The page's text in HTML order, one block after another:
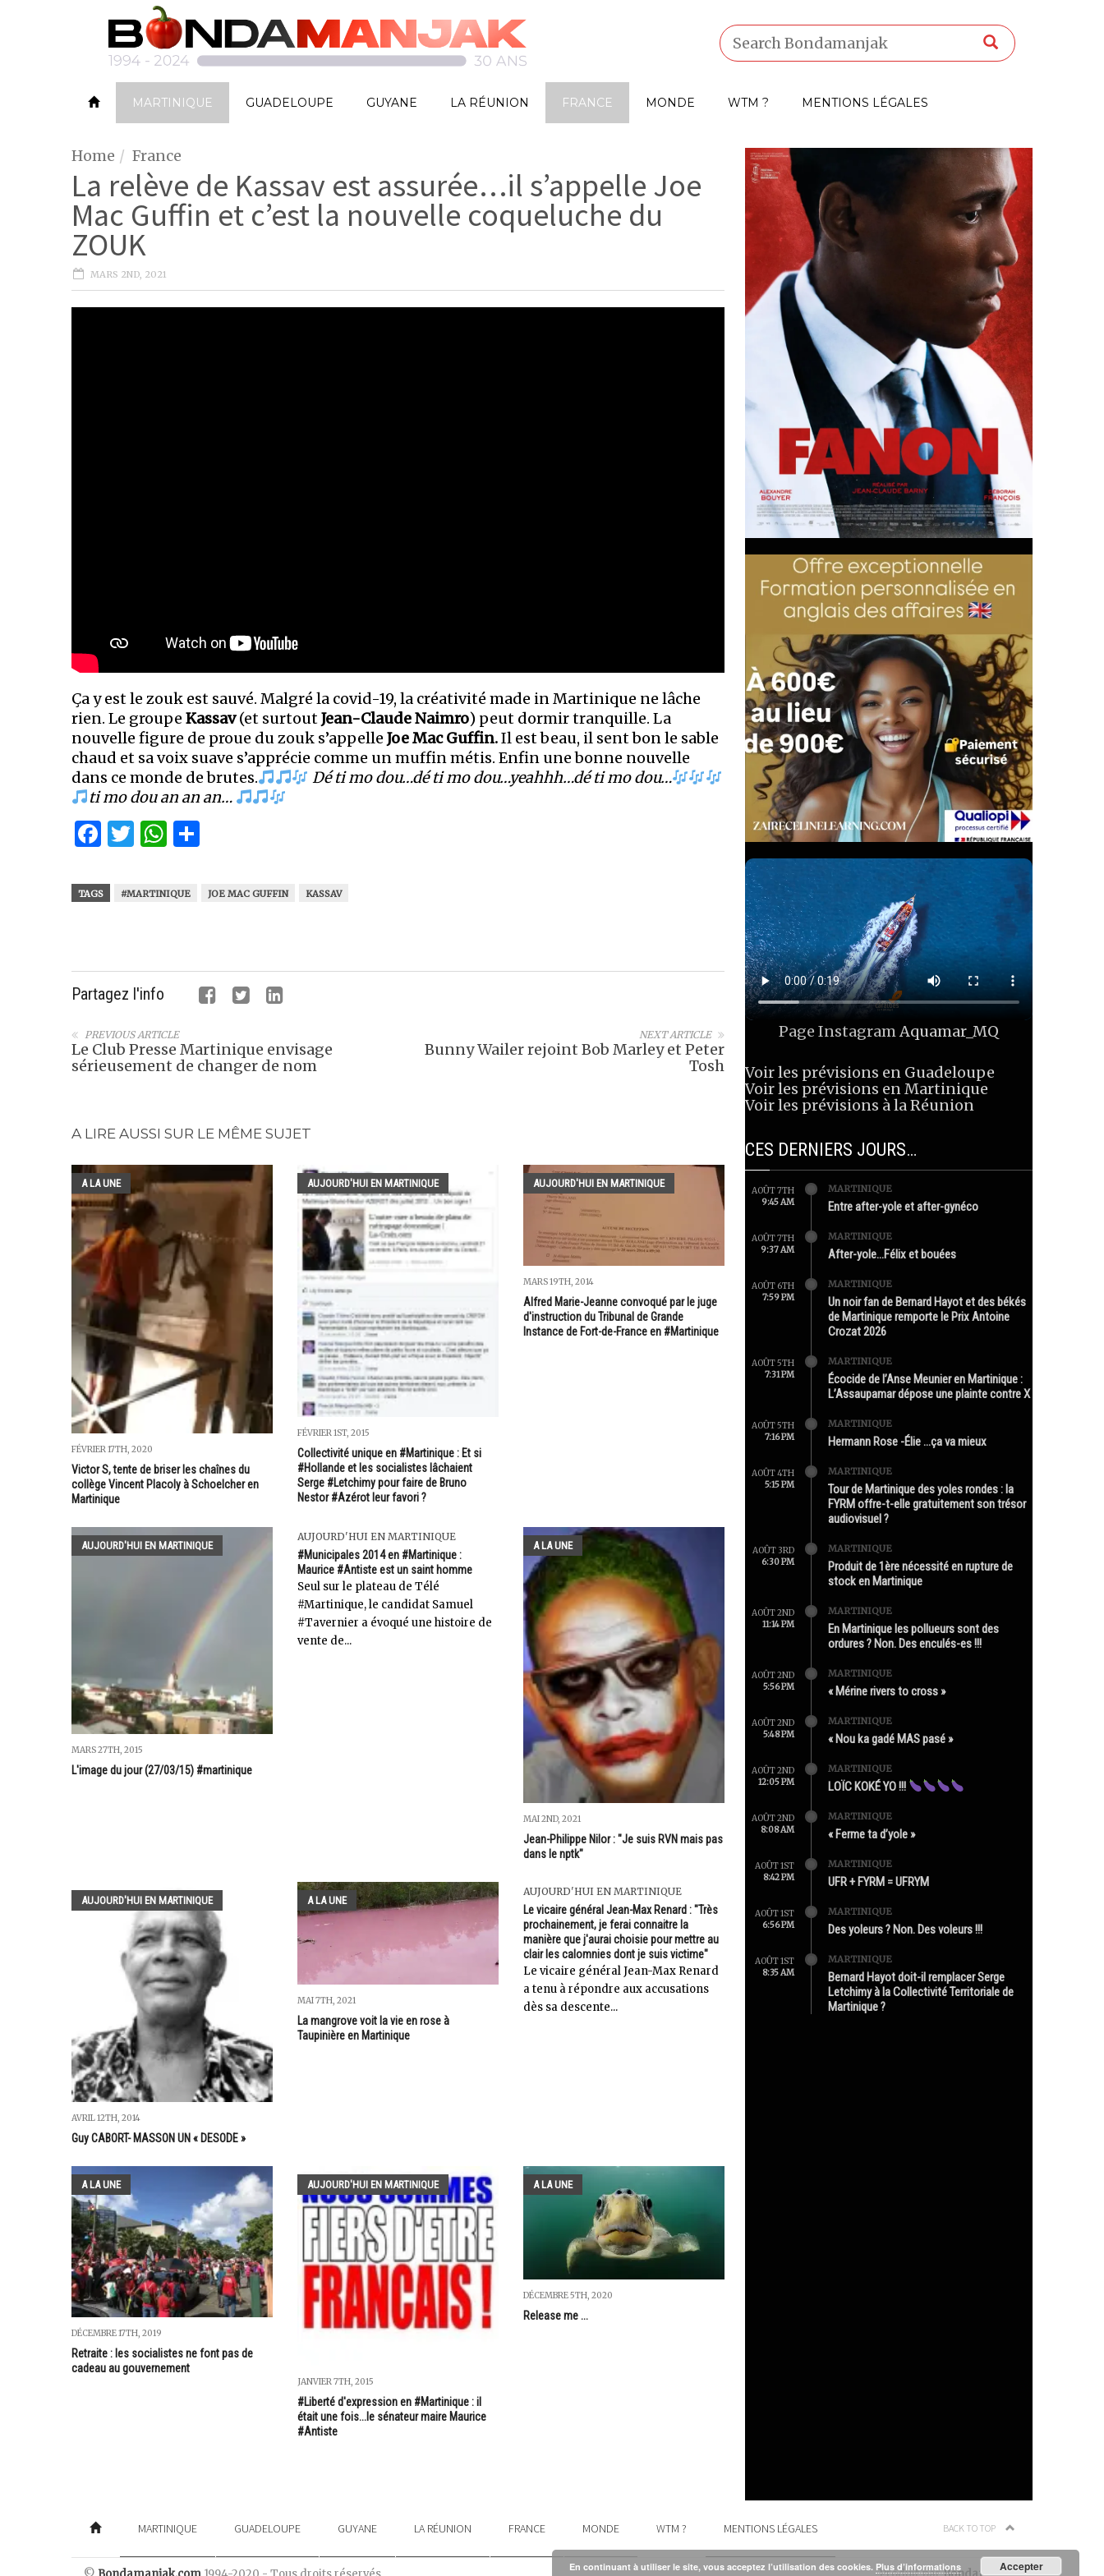
MARTINIQUE GUADELOUPE GUYANE LA RÉUNION FRANCE MONDE WTM ? MENTIONS LÉGALES
Home France
La relève de Kassav est assurée…il s’appelle Joe
Mac Guffin et c’est la nouvelle coqueluche du
ZOUK
MARS 2ND, 2021
Ça y est le zouk est sauvé. Malgré la covid-19, la créativité made in Martinique ne lâche
rien. Le groupe Kassav(et surtoutJean-Claude Naimro) peut dormir tranquille. La
nouvelle figure de proue du zouk s’appelle Joe Mac Guffin.Il est beau, il sent bon le sable
chaud et sa voix suave s’apprécie comme un muffin métis. Enfin une bonne nouvelle
dans ce monde de brutes.
Dé ti mo dou…dé ti mo dou…yeahhh…dé ti mo dou…
ti mo dou an an an…
Facebook
Twitter
WhatsApp
TAGS #MARTINIQUE JOE MAC GUFFIN KASSAV
Partagez l'info
NEXT ARTICLE
Bunny Wailer rejoint Bob Marley et Peter
Tosh
PREVIOUS ARTICLE
Le Club Presse Martinique envisage
sérieusement de changer de nom
A LIRE AUSSI SUR LE MÊME SUJET
A LA UNE
FÉVRIER 17TH, 2020
Victor S, tente de briser les chaînes du
collège Vincent Placoly à Schoelcher en
Martinique
AUJOURD'HUI EN MARTINIQUE
FÉVRIER 1ST, 2015
Collectivité unique en #Martinique : Et si
#Hollande et les socialistes lâchaient
Serge #Letchimy pour faire de Bruno
Nestor #Azérot leur favori ?
AUJOURD'HUI EN MARTINIQUE
MARS 19TH, 2014
Alfred Marie-Jeanne convoqué par le juge
d'instruction du Tribunal de Grande
Instance de Fort-de-France en #Martinique
AUJOURD'HUI EN MARTINIQUE
MARS 27TH, 2015
L'image du jour (27/03/15) #martinique
AUJOURD'HUI EN MARTINIQUE
#Municipales 2014 en #Martinique :
Maurice #Antiste est un saint homme
Seul sur le plateau de Télé
#Martinique, le candidat Samuel
#Tavernier a évoqué une histoire de
vente de...
A LA UNE
MAI 2ND, 2021
Jean-Philippe Nilor : "Je suis RVN mais pas
dans le nptk"
AUJOURD'HUI EN MARTINIQUE
AVRIL 12TH, 2014
Guy CABORT- MASSON UN « DESODE »
A LA UNE
MAI 7TH, 2021
La mangrove voit la vie en rose à
Taupinière en Martinique
AUJOURD'HUI EN MARTINIQUE
Le vicaire général Jean-Max Renard : "Très
prochainement, je ferai connaitre la
manière que j'aurai choisie pour mettre au
clair les calomnies dont je suis victime"
Le vicaire général Jean-Max Renard
a tenu à répondre aux accusations
dès sa descente...
A LA UNE
DÉCEMBRE 17TH, 2019
Retraite : les socialistes ne font pas de
cadeau au gouvernement
AUJOURD'HUI EN MARTINIQUE
JANVIER 7TH, 2015
#Liberté d'expression en #Martinique : il
était une fois...le sénateur maire Maurice
#Antiste
A LA UNE
DÉCEMBRE 5TH, 2020
Release me ...
Page InstagramAquamar_MQ
Voir les prévisions en Guadeloupe
Voir les prévisions en Martinique
Voir les prévisions à la Réunion
CES DERNIERS JOURS…
AOÛT 7TH
9:45 AM
MARTINIQUE
Entre after-yole et after-gynéco
AOÛT 7TH
9:37 AM
MARTINIQUE
After-yole…Félix et bouées
AOÛT 6TH
7:59 PM
MARTINIQUE
Un noir fan de Bernard Hayot et des békés
de Martinique remporte le Prix Antoine
Crozat 2026
AOÛT 5TH
7:31 PM
MARTINIQUE
Écocide de l’Anse Meunier en Martinique :
L’Assaupamar dépose une plainte contre X
AOÛT 5TH
7:16 PM
MARTINIQUE
Hermann Rose -Élie …ça va mieux
AOÛT 4TH
5:15 PM
MARTINIQUE
Tour de Martinique des yoles rondes : la
FYRM offre-t-elle gratuitement son trésor
audiovisuel ?
AOÛT 3RD
6:30 PM
MARTINIQUE
Produit de 1ère nécessité en rupture de
stock en Martinique
AOÛT 2ND
11:14 PM
MARTINIQUE
En Martinique les pollueurs sont des
ordures ? Non. Des enculés-es !!!
AOÛT 2ND
5:56 PM
MARTINIQUE
« Mérine rivers to cross »
AOÛT 2ND
5:48 PM
MARTINIQUE
« Nou ka gadé MAS pasé »
AOÛT 2ND
12:05 PM
MARTINIQUE
LOÏC KOKÉ YO !!!
AOÛT 2ND
8:08 AM
MARTINIQUE
« Ferme ta d’yole »
AOÛT 1ST
8:42 PM
MARTINIQUE
UFR + FYRM = UFRYM
AOÛT 1ST
6:56 PM
MARTINIQUE
Des yoleurs ? Non. Des voleurs !!!
AOÛT 1ST
8:35 AM
MARTINIQUE
Bernard Hayot doit-il remplacer Serge
Letchimy à la Collectivité Territoriale de
Martinique ?
MARTINIQUE GUADELOUPE GUYANE LA RÉUNION FRANCE MONDE WTM ? MENTIONS LÉGALES BACK TO TOP
En continuant à utiliser le site, vous acceptez l’utilisation des cookies. Plus d’informations Accepter